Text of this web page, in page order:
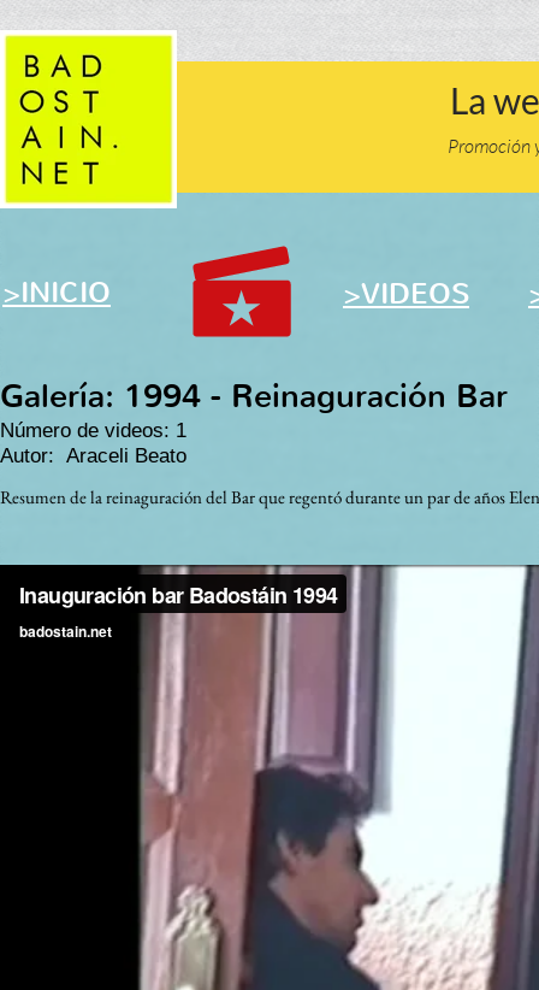
La
Promoción
>INICIO >VIDEOS
Galería: 1994 - Reinaguración Bar
Número de videos: 1
Autor: Araceli Beato
Resumen de la reinaguración del Bar que regentó durante un par de años